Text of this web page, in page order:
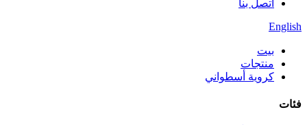
اتصل بنا
English
بيت
منتجات
كروية أسطواني
فئات